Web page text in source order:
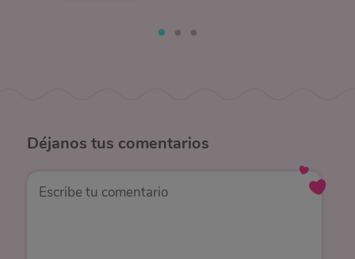
Déjanos tus comentarios